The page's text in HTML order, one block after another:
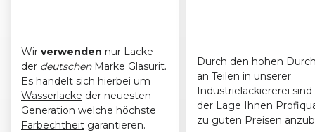
Wir verwenden nur Lacke
der deutschenMarke Glasurit.
Es handelt sich hierbei um
Wasserlacke der neuesten
Generation welche höchste
Farbechtheit garantieren.
Durch den hohen
an Teilen in unserer
Industrielackiererei sind
der Lage Ihnen
zu guten Preisen